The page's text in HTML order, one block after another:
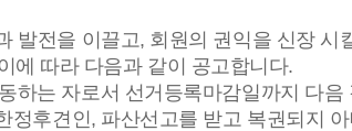
전을 이끌고, 회원의 권익을 신장 시
선출하고자 하며 이에 따
자로서 선거등록마감일까지 다음
후견인, 파산선고를 받고 복권되지